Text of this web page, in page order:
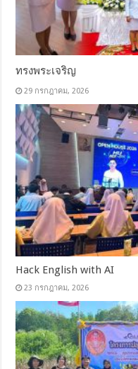
ทรงพระเจริญ
29 กรกฎาคม, 2026
Hack English with AI
23 กรกฎาคม, 2026